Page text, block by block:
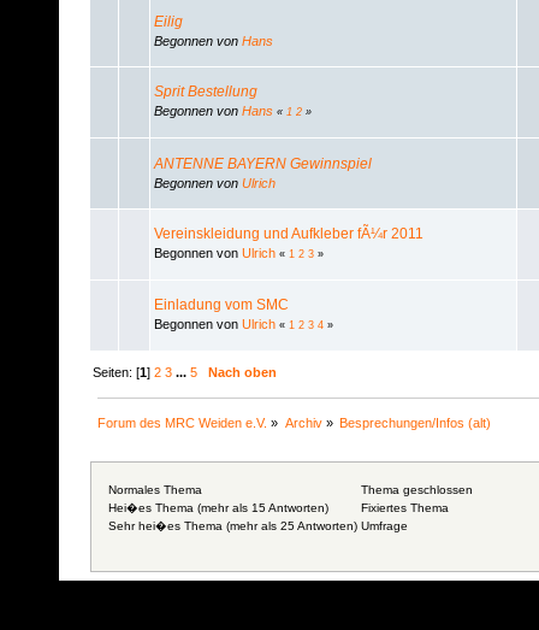
Eilig
Begonnen von Hans
Sprit Bestellung
Begonnen von Hans « 1 2 »
ANTENNE BAYERN Gewinnspiel
Begonnen von Ulrich
Vereinskleidung und Aufkleber fÃ¼r 2011
Begonnen von Ulrich « 1 2 3 »
Einladung vom SMC
Begonnen von Ulrich « 1 2 3 4 »
Seiten: [1]2 3 ...5 Nach oben
Forum des MRC Weiden e.V. » Archiv» Besprechungen/Infos (alt)
Normales Thema
Hei�es Thema (mehr als 15 Antworten)
Sehr hei�es Thema (mehr als 25 Antworten)
Thema geschlossen
Fixiertes Thema
Umfrage